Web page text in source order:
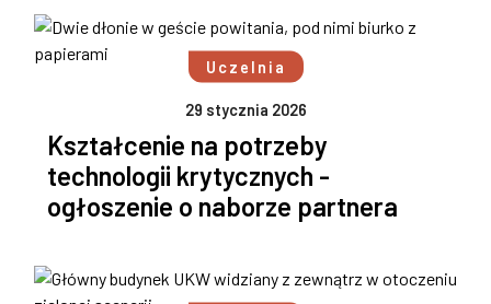
Uczelnia
29 stycznia 2026
Kształcenie na potrzeby
technologii krytycznych -
ogłoszenie o naborze partnera